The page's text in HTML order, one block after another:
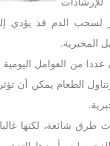
لسحب الدم قد يؤدي
المخبرية.
من العوامل اليومية
الطعام يمكن أن
طرق شائعة، لكنها